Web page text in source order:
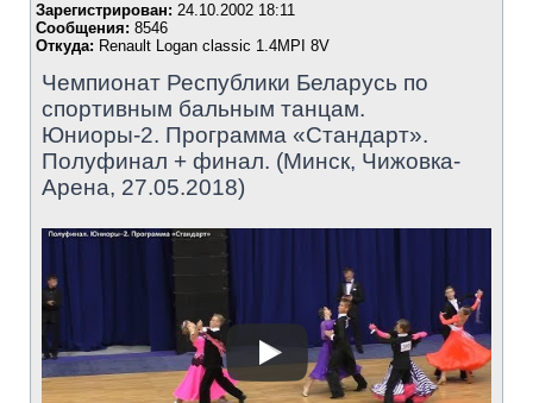
Зарегистрирован: 24.10.2002 18:11
Сообщения: 8546
Откуда: Renault Logan classic 1.4MPI 8V
Чемпионат Республики Беларусь по
спортивным бальным танцам.
Юниоры-2. Программа «Стандарт».
Полуфинал + финал. (Минск, Чижовка-
Арена, 27.05.2018)